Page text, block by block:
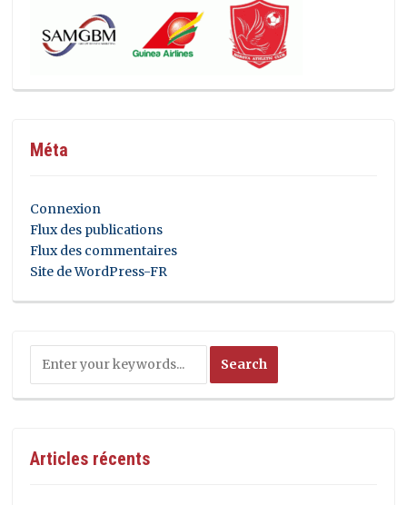
Méta
Connexion
Flux des publications
Flux des commentaires
Site de WordPress-FR
Articles récents